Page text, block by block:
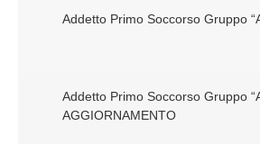
Addetto Primo Soccorso Gruppo
Addetto Primo Soccorso Gruppo
AGGIORNAMENTO